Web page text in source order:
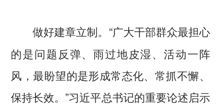
做好建章立制。 “广大干部群众最担心
的是问题反弹、雨过地皮湿、活动一阵
风，最盼望的是形成常态化、常抓不懈、
保持长效。”习近平总书记的重要论述启示